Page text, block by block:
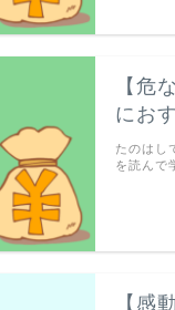
【危
にお
たのはし
を読んで
【感